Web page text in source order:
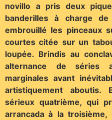
novillo a pris deux
banderilles à charge
embrouillé les pinceaux
courtes citée sur un
loupée. Brindis au
alternance de séries
marginales avant
artistiquement aboutis.
sérieux quatrième, qui
arrancada à la troisième,